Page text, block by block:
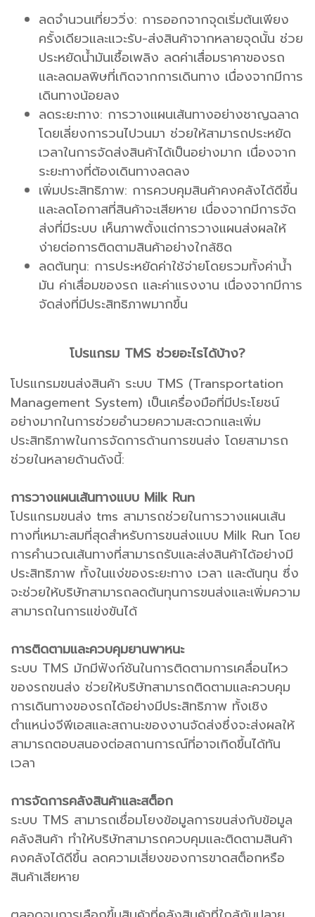
ลดจำนวนเที่ยววิ่ง: การออกจากจุดเริ่มต้นเพียง
ครั้งเดียวและแวะรับ-ส่งสินค้าจากหลายจุดนั้น ช่วย
ประหยัดน้ำมันเชื้อเพลิง ลดค่าเสื่อมราคาของรถ
และลดมลพิษที่เกิดจากการเดินทาง เนื่องจากมีการ
เดินทางน้อยลง
ลดระยะทาง: การวางแผนเส้นทางอย่างชาญฉลาด
โดยเลี่ยงการวนไปวนมา ช่วยให้สามารถประหยัด
เวลาในการจัดส่งสินค้าได้เป็นอย่างมาก เนื่องจาก
ระยะทางที่ต้องเดินทางลดลง
เพิ่มประสิทธิภาพ: การควบคุมสินค้าคงคลังได้ดีขึ้น
และลดโอกาสที่สินค้าจะเสียหาย เนื่องจากมีการจัด
ส่งที่มีระบบ เห็นภาพตั้งแต่การวางแผนส่งผลให้
ง่ายต่อการติดตามสินค้าอย่างใกล้ชิด
ลดต้นทุน: การประหยัดค่าใช้จ่ายโดยรวมทั้งค่าน้ำ
มัน ค่าเสื่อมของรถ และค่าแรงงาน เนื่องจากมีการ
จัดส่งที่มีประสิทธิภาพมากขึ้น
โปรแกรม TMS ช่วยอะไรได้บ้าง?
โปรแกรมขนส่งสินค้า ระบบ TMS (Transportation
Management System) เป็นเครื่องมือที่มีประโยชน์
อย่างมากในการช่วยอำนวยความสะดวกและเพิ่ม
ประสิทธิภาพในการจัดการด้านการขนส่ง โดยสามารถ
ช่วยในหลายด้านดังนี้:
การวางแผนเส้นทางแบบ Milk Run
โปรแกรมขนส่ง tms สามารถช่วยในการวางแผนเส้น
ทางที่เหมาะสมที่สุดสำหรับการขนส่งแบบ Milk Run โดย
การคำนวณเส้นทางที่สามารถรับและส่งสินค้าได้อย่างมี
ประสิทธิภาพ ทั้งในแง่ของระยะทาง เวลา และต้นทุน ซึ่ง
จะช่วยให้บริษัทสามารถลดต้นทุนการขนส่งและเพิ่มความ
สามารถในการแข่งขันได้
การติดตามและควบคุมยานพาหนะ
ระบบ TMS มักมีฟังก์ชันในการติดตามการเคลื่อนไหว
ของรถขนส่ง ช่วยให้บริษัทสามารถติดตามและควบคุม
การเดินทางของรถได้อย่างมีประสิทธิภาพ ทั้งเชิง
ตำแหน่งจีพีเอสและสถานะของงานจัดส่งซึ่งจะส่งผลให้
สามารถตอบสนองต่อสถานการณ์ที่อาจเกิดขึ้นได้ทัน
เวลา
การจัดการคลังสินค้าและสต็อก
ระบบ TMS สามารถเชื่อมโยงข้อมูลการขนส่งกับข้อมูล
คลังสินค้า ทำให้บริษัทสามารถควบคุมและติดตามสินค้า
คงคลังได้ดีขึ้น ลดความเสี่ยงของการขาดสต็อกหรือ
สินค้าเสียหาย